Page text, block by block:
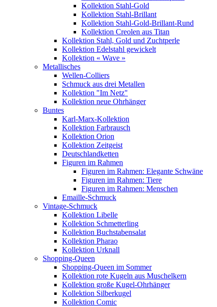
Kollektion Stahl-Gold
Kollektion Stahl-Brillant
Kollektion Stahl-Gold-Brillant-Rund
Kollektion Creolen aus Titan
Kollektion Stahl, Gold und Zuchtperle
Kollektion Edelstahl gewickelt
Kollektion « Wave »
Metallisches
Wellen-Colliers
Schmuck aus drei Metallen
Kollektion "Im Netz"
Kollektion neue Ohrhänger
Buntes
Karl-Marx-Kollektion
Kollektion Farbrausch
Kollektion Orion
Kollektion Zeitgeist
Deutschlandketten
Figuren im Rahmen
Figuren im Rahmen: Elegante Schwäne
Figuren im Rahmen: Tiere
Figuren im Rahmen: Menschen
Emaille-Schmuck
Vintage-Schmuck
Kollektion Libelle
Kollektion Schmetterling
Kollektion Buchstabensalat
Kollektion Pharao
Kollektion Urknall
Shopping-Queen
Shopping-Queen im Sommer
Kollektion rote Kugeln aus Muschelkern
Kollektion große Kugel-Ohrhänger
Kollektion Silberkugel
Kollektion Comic